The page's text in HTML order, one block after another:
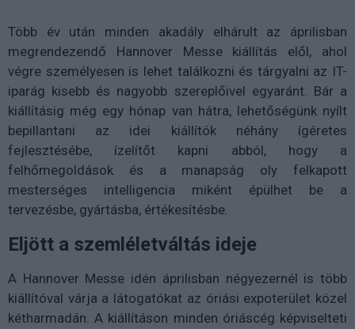
Több év után minden akadály elhárult az áprilisban
megrendezendő Hannover Messe kiállítás elől, ahol
végre személyesen is lehet találkozni és tárgyalni az IT-
iparág kisebb és nagyobb szereplőivel egyaránt. Bár a
kiállításig még egy hónap van hátra, lehetőségünk nyílt
bepillantani az idei kiállítók néhány ígéretes
fejlesztésébe, ízelítőt kapni abból, hogy a
felhőmegoldások és a manapság oly felkapott
mesterséges intelligencia miként épülhet be a
tervezésbe, gyártásba, értékesítésbe.
Eljött a szemléletváltás ideje
A Hannover Messe idén áprilisban négyezernél is több
kiállítóval várja a látogatókat az óriási expoterület közel
kétharmadán. A kiállításon minden óriáscég képviselteti